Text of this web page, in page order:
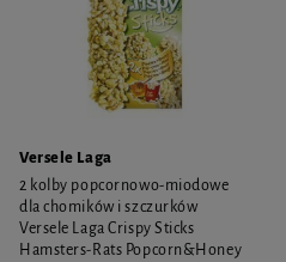
Versele Laga
2 kolby popcornowo-miodowe
dla chomików i szczurków
Versele Laga Crispy Sticks
Hamsters-Rats Popcorn&Honey